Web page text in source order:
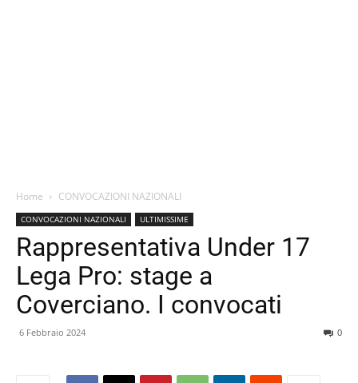
Home CONVOCAZIONI NAZIONALI
CONVOCAZIONI NAZIONALI ULTIMISSIME
Rappresentativa Under 17
Lega Pro: stage a
Coverciano. I convocati
6 Febbraio 2024 0